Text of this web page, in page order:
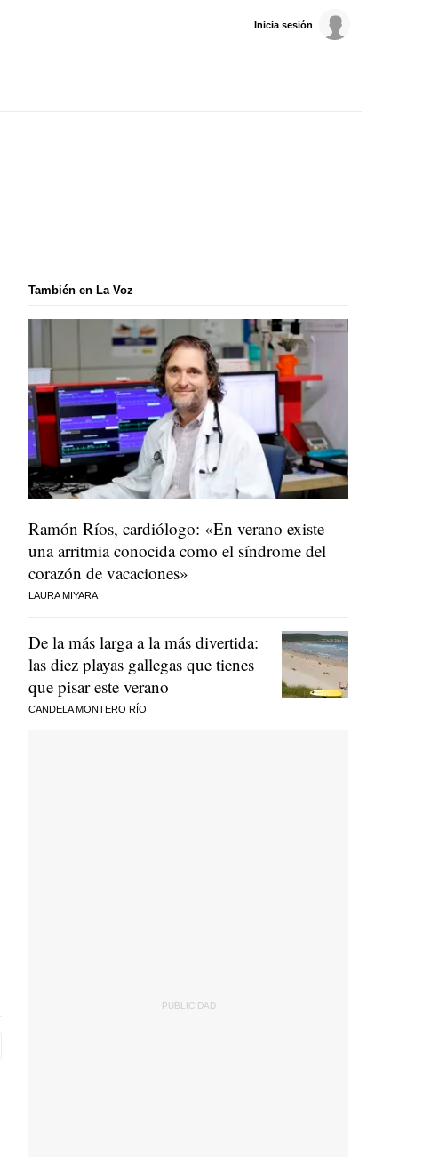
Inicia sesión
También en La Voz
Ramón Ríos, cardiólogo: «En verano existe
una arritmia conocida como el síndrome del
corazón de vacaciones»
LAURA MIYARA
De la más larga a la más divertida:
las diez playas gallegas que tienes
que pisar este verano
CANDELA MONTERO RÍO